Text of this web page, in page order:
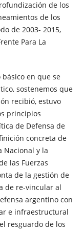
de los
de los
de 2003- 2015,
Para La
en que se
sostenemos que
recibió, estuvo
principios
de Defensa de
concreta de
Nacional y la
las Fuerzas
de la gestión de
de re-vincular al
argentino con
e infraestructural
resguardo de los